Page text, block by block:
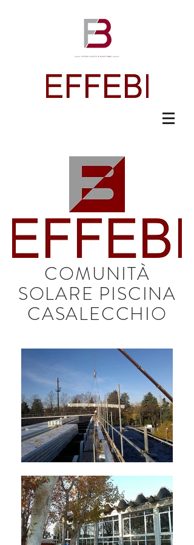
COMUNITÀ
SOLARE PISCINA
CASALECCHIO